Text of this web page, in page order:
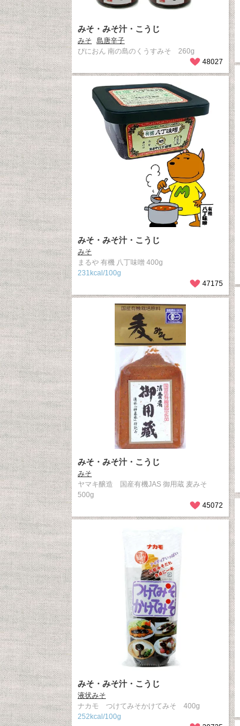
みそ・みそ汁・こうじ
みそ
島唐辛子
ぴにおん 南の島のくうすみそ 260g
48027
みそ・みそ汁・こうじ
みそ
まるや 有機 八丁味噌 400g
231kcal/100g
47175
みそ・みそ汁・こうじ
みそ
ヤマキ醸造 国産有機JAS 御用蔵 麦みそ
500g
45072
みそ・みそ汁・こうじ
液状みそ
ナカモ つけてみそかけてみそ 400g
252kcal/100g